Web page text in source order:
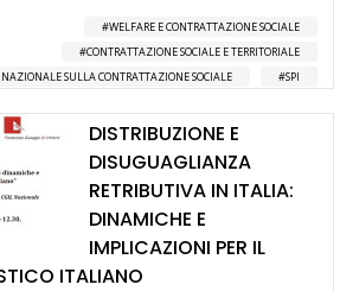
WELFARE E CONTRATTAZIONE SOCIALE
CONTRATTAZIONE SOCIALE E TERRITORIALE
NAZIONALE SULLA CONTRATTAZIONE SOCIALE
SPI
DISTRIBUZIONE E
DISUGUAGLIANZA
RETRIBUTIVA IN ITALIA:
DINAMICHE E
IMPLICAZIONI PER IL
ITALIANO